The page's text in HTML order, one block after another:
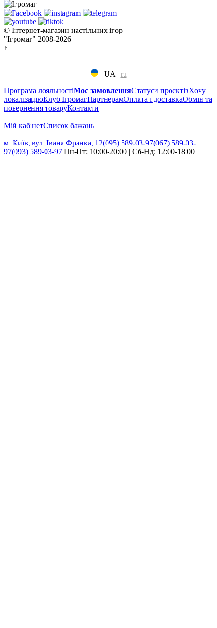
© Інтернет-магазин настільних ігор
"Ігромаг" 2008-2026
↑
UA | ru
Програма лояльностіМоє замовленняСтатуси проєктівХочу
локалізаціюКлуб ІгромагПартнерамОплата і доставкаОбмін та
повернення товаруКонтакти
Мій кабінетCписок бажань
м. Київ, вул. Івана Франка, 12(095) 589-03-97(067) 589-03-
97(093) 589-03-97 Пн-Пт: 10:00-20:00 | Сб-Нд: 12:00-18:00